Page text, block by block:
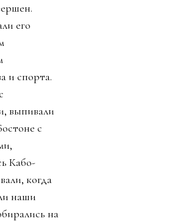
его
и спорта.
выпивали
с
Кабо-
когда
наши
на